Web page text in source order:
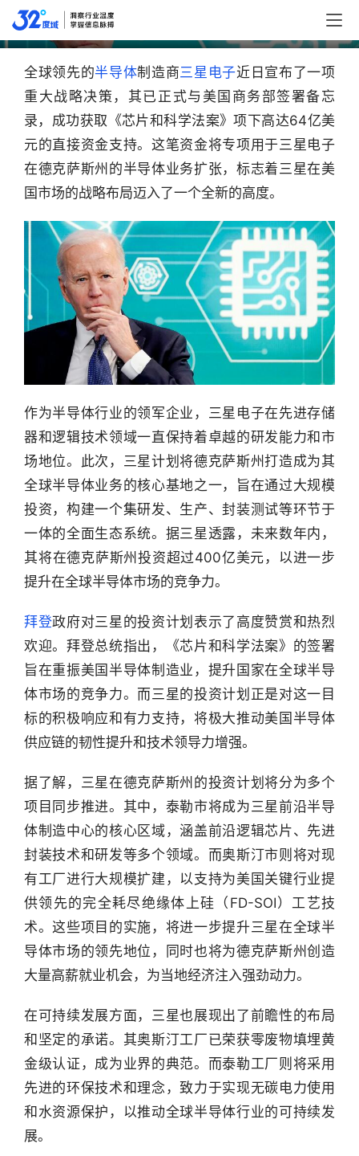
行
业
快
报
资
讯
克萨斯州半导体业务迎来大规模扩张
全球领先的半导体制造商三星电子近日宣布了一项
重大战略决策，其已正式与美国商务部签署备忘
录，成功获取《芯片和科学法案》项下高达64亿美
元的直接资金支持。这笔资金将专项用于三星电子
在德克萨斯州的半导体业务扩张，标志着三星在美
国市场的战略布局迈入了一个全新的高度。
作为半导体行业的领军企业，三星电子在先进存储
器和逻辑技术领域一直保持着卓越的研发能力和市
场地位。此次，三星计划将德克萨斯州打造成为其
全球半导体业务的核心基地之一，旨在通过大规模
投资，构建一个集研发、生产、封装测试等环节于
一体的全面生态系统。据三星透露，未来数年内，
其将在德克萨斯州投资超过400亿美元，以进一步
提升在全球半导体市场的竞争力。
拜登政府对三星的投资计划表示了高度赞赏和热烈
欢迎。拜登总统指出，《芯片和科学法案》的签署
旨在重振美国半导体制造业，提升国家在全球半导
体市场的竞争力。而三星的投资计划正是对这一目
标的积极响应和有力支持，将极大推动美国半导体
供应链的韧性提升和技术领导力增强。
据了解，三星在德克萨斯州的投资计划将分为多个
项目同步推进。其中，泰勒市将成为三星前沿半导
体制造中心的核心区域，涵盖前沿逻辑芯片、先进
封装技术和研发等多个领域。而奥斯汀市则将对现
有工厂进行大规模扩建，以支持为美国关键行业提
供领先的完全耗尽绝缘体上硅（FD-SOI）工艺技
术。这些项目的实施，将进一步提升三星在全球半
导体市场的领先地位，同时也将为德克萨斯州创造
大量高薪就业机会，为当地经济注入强劲动力。
在可持续发展方面，三星也展现出了前瞻性的布局
和坚定的承诺。其奥斯汀工厂已荣获零废物填埋黄
金级认证，成为业界的典范。而泰勒工厂则将采用
先进的环保技术和理念，致力于实现无碳电力使用
和水资源保护，以推动全球半导体行业的可持续发
展。